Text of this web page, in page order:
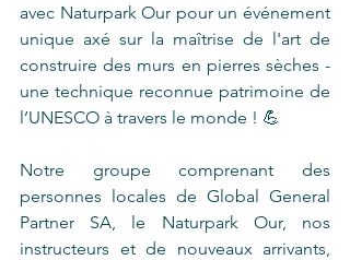
avec Naturpark Our pour un événement
unique axé sur la maîtrise de l'art de
construire des murs en pierres sèches -
une technique reconnue patrimoine de
l’UNESCO à travers le monde ! 💪
Notre groupe comprenant des
personnes locales de Global General
Partner SA, le Naturpark Our, nos
instructeurs et de nouveaux arrivants,